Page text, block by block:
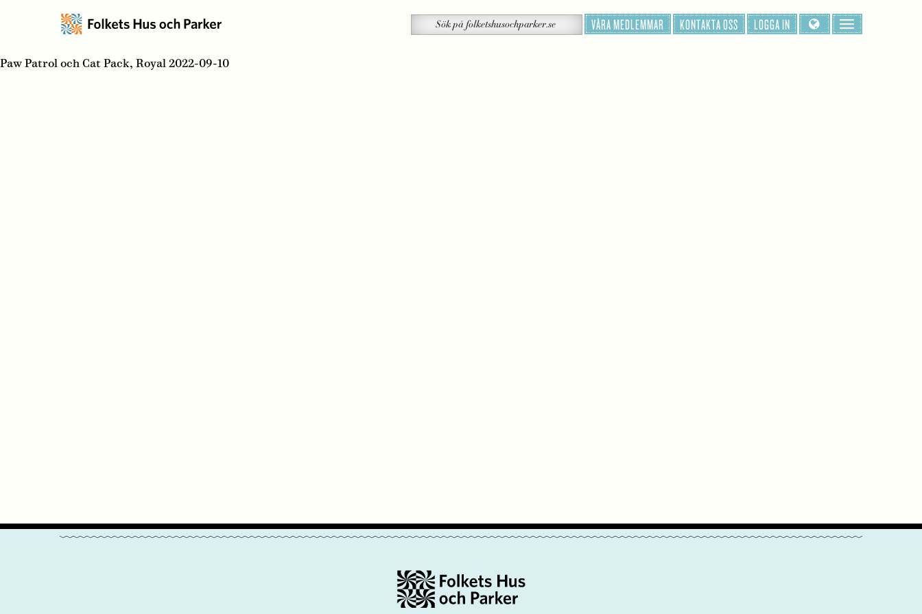
på
Sök VÅRA MEDLEMMAR KONTAKTA OSS LOGGA IN
Paw Patrol och Cat Pack, Royal 2022-09-10